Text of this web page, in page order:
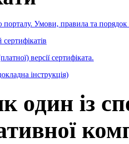
Умови, правила та порядок
версії сертифіката.
інструкція)
один із